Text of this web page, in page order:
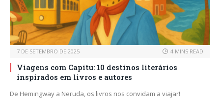
7 DE SETEMBRO DE 2025 4 MINS READ
Viagens com Capitu: 10 destinos literários
inspirados em livros e autores
De Hemingway a Neruda, os livros nos convidam a viajar!